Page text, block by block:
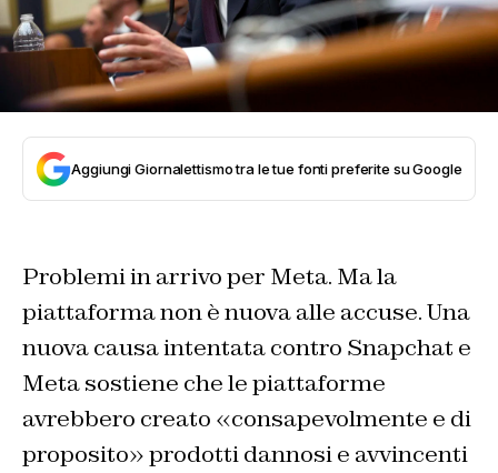
Aggiungi Giornalettismo tra le tue fonti preferite su Google
Problemi in arrivo per Meta. Ma la
piattaforma non è nuova alle accuse. Una
nuova causa intentata contro Snapchat e
Meta sostiene che le piattaforme
avrebbero creato «consapevolmente e di
proposito» prodotti dannosi e avvincenti